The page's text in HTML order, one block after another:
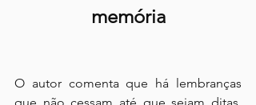
memória
O autor comenta que há lembranças
que não cessam até que sejam ditas.